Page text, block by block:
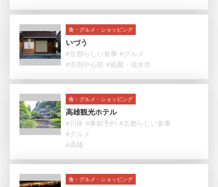
食・グルメ・ショッピング
いづう
#京都らしい食事 #グルメ
#市内中心部 #祇園・清水寺
食・グルメ・ショッピング
高雄観光ホテル
#川床 #事前予約 #京都らしい食事
#グルメ
#高雄
食・グルメ・ショッピング